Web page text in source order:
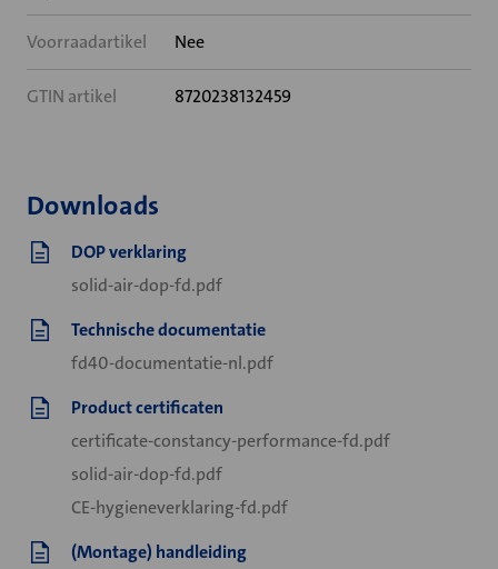
Voorraadartikel Nee
GTIN artikel 8720238132459
Downloads
DOP verklaring
solid-air-dop-fd.pdf
Technische documentatie
fd40-documentatie-nl.pdf
Product certificaten
certificate-constancy-performance-fd.pdf
solid-air-dop-fd.pdf
CE-hygieneverklaring-fd.pdf
(Montage) handleiding